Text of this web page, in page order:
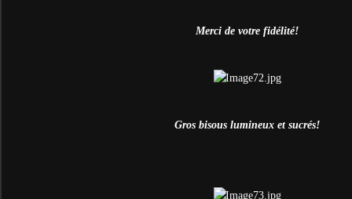
Merci de votre fidélité!
Gros bisous lumineux et sucrés!